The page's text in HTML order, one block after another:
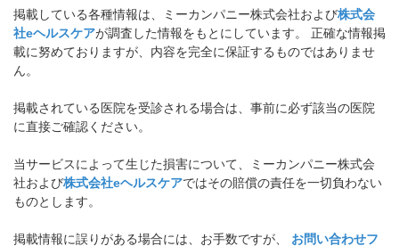
掲載している各種情報は、ミーカンパニー株式会社および株式会
社eヘルスケアが調査した情報をもとにしています。 正確な情報掲
載に努めておりますが、内容を完全に保証するものではありませ
ん。
掲載されている医院を受診される場合は、事前に必ず該当の医院
に直接ご確認ください。
当サービスによって生じた損害について、ミーカンパニー株式会
社および株式会社eヘルスケアではその賠償の責任を一切負わない
ものとします。
掲載情報に誤りがある場合には、お手数ですが、 お問い合わせフ